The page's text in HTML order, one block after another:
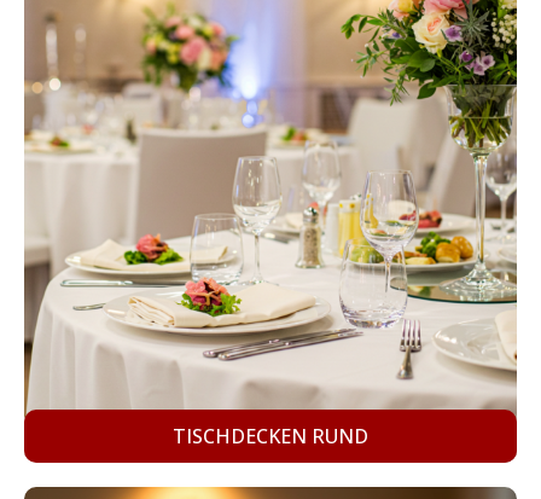
TISCHDECKEN RUND